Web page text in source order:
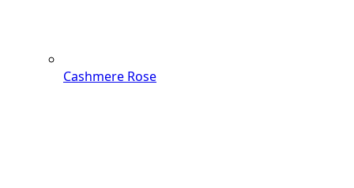
Cashmere Rose